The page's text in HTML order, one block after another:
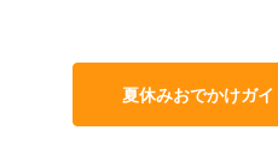
夏休みおでかけガ